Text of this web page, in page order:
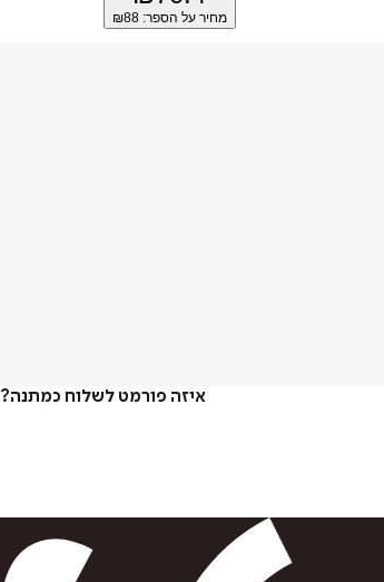
מחיר על הספר: ₪88
איזה פורמט לשלוח כמתנה?